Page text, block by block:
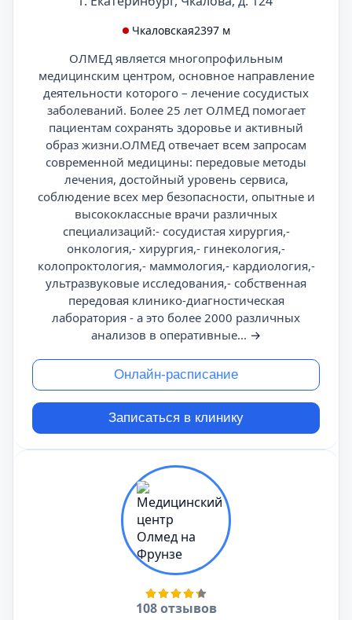
Чкаловская2397 м
ОЛМЕД является многопрофильным
медицинским центром, основное направление
деятельности которого – лечение сосудистых
заболеваний. Более 25 лет ОЛМЕД помогает
пациентам сохранять здоровье и активный
образ жизни.ОЛМЕД отвечает всем запросам
современной медицины: передовые методы
лечения, достойный уровень сервиса,
соблюдение всех мер безопасности, опытные и
высококлассные врачи различных
специализаций:- сосудистая хирургия,-
онкология,- хирургия,- гинекология,-
колопроктология,- маммология,- кардиология,-
ультразвуковые исследования,- собственная
передовая клинико-диагностическая
лаборатория - а это более 2000 различных
анализов в оперативные... →
Онлайн-расписание
Записаться в клинику
108 отзывов